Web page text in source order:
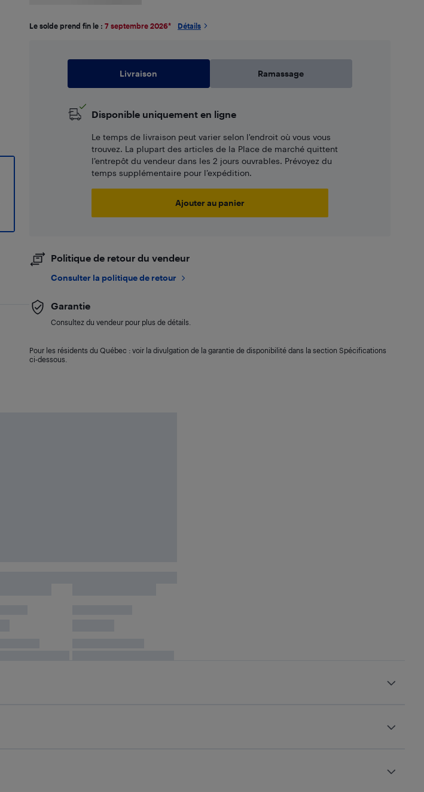
Le solde prend fin le : 7 septembre 2026* Détails
Livraison Ramassage
Disponible uniquement en ligne
Le temps de livraison peut varier selon l'endroit où vous vous
trouvez. La plupart des articles de la Place de marché quittent
l’entrepôt du vendeur dans les 2 jours ouvrables. Prévoyez du
temps supplémentaire pour l’expédition.
Ajouter au panier
Politique de retour du vendeur
Consulter la politique de retour
Garantie
Consultez du vendeur pour plus de détails.
Pour les résidents du Québec : voir la divulgation de la garantie de disponibilité dans la section Spécifications
ci-dessous.